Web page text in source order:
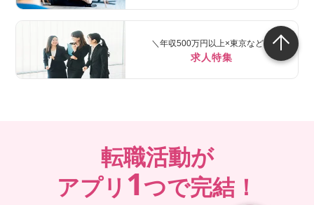
＼年収500万円以上×東京など／
求人特集
転職活動が
アプリ 1つで完結！